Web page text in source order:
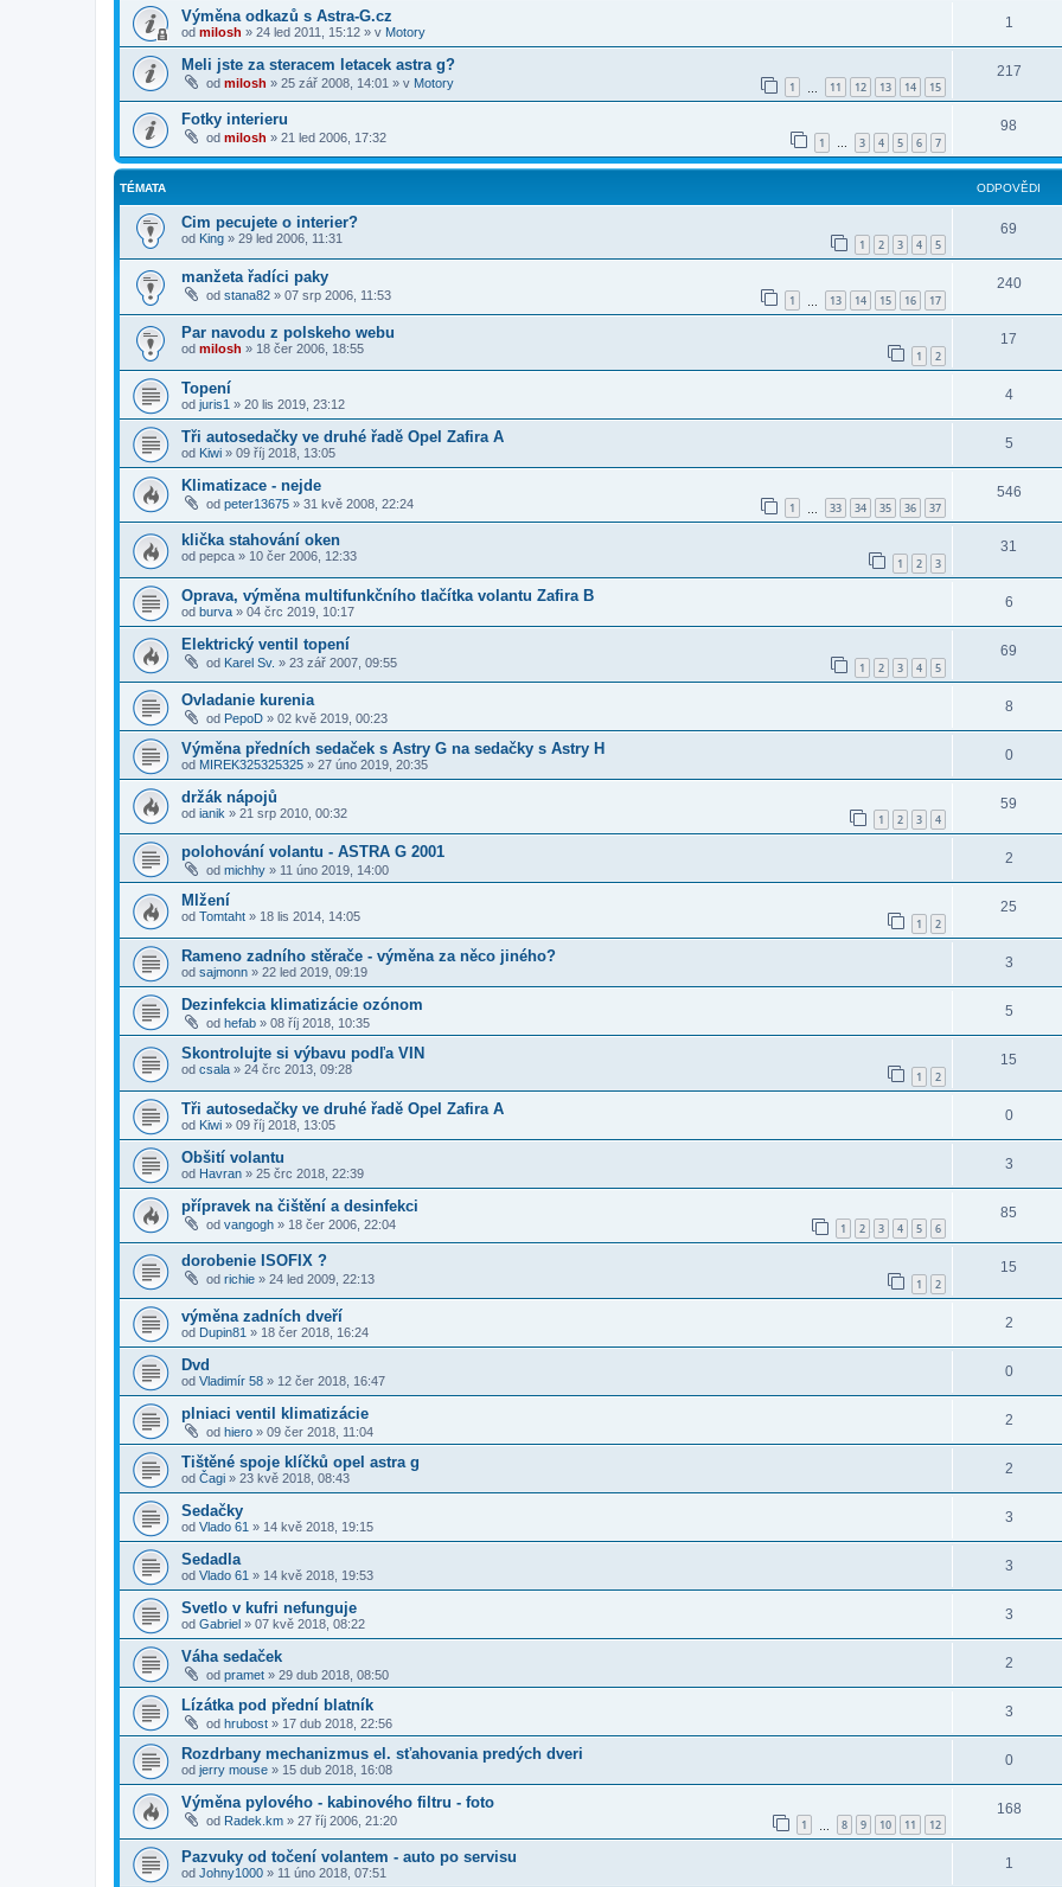
Výměna odkazů s Astra-G.cz
od milosh » 24 led 2011, 15:12 » v Motory
1
Meli jste za steracem letacek astra g?
od milosh » 25 zář 2008, 14:01 » v Motory 1 11 12 13 14 15
217
Fotky interieru
od milosh » 21 led 2006, 17:32 1 … 3 4 5 6 7
98
TÉMATA ODPOVĚDI
Cim pecujete o interier?
od King » 29 led 2006, 11:31 1 2 3 4 5
69
manžeta řadíci paky
od stana82 » 07 srp 2006, 11:53 1 13 14 15 16 17
240
Par navodu z polskeho webu
od milosh » 18 čer 2006, 18:55 1 2
17
Topení
od juris1 » 20 lis 2019, 23:12
4
Tři autosedačky ve druhé řadě Opel Zafira A
od Kiwi » 09 říj 2018, 13:05
5
Klimatizace - nejde
od peter13675 » 31 kvě 2008, 22:24 1 33 34 35 36 37
546
klička stahování oken
od pepca » 10 čer 2006, 12:33 1 2 3
31
Oprava, výměna multifunkčního tlačítka volantu Zafira B
od burva » 04 črc 2019, 10:17
6
Elektrický ventil topení
od Karel Sv. » 23 zář 2007, 09:55 1 2 3 4 5
69
Ovladanie kurenia
od PepoD » 02 kvě 2019, 00:23
8
Výměna předních sedaček s Astry G na sedačky s Astry H
od MIREK325325325 » 27 úno 2019, 20:35
0
držák nápojů
od ianik » 21 srp 2010, 00:32 1 2 3 4
59
polohování volantu - ASTRA G 2001
od michhy » 11 úno 2019, 14:00
2
Mlžení
od Tomtaht » 18 lis 2014, 14:05 1 2
25
Rameno zadního stěrače - výměna za něco jiného?
od sajmonn » 22 led 2019, 09:19
3
Dezinfekcia klimatizácie ozónom
od hefab » 08 říj 2018, 10:35
5
Skontrolujte si výbavu podľa VIN
od csala » 24 črc 2013, 09:28 1 2
15
Tři autosedačky ve druhé řadě Opel Zafira A
od Kiwi » 09 říj 2018, 13:05
0
Obšití volantu
od Havran » 25 črc 2018, 22:39
3
přípravek na čištění a desinfekci
od vangogh » 18 čer 2006, 22:04 1 2 3 4 5 6
85
dorobenie ISOFIX ?
od richie » 24 led 2009, 22:13 1 2
15
výměna zadních dveří
od Dupin81 » 18 čer 2018, 16:24
2
Dvd
od Vladimír 58 » 12 čer 2018, 16:47
0
plniaci ventil klimatizácie
od hiero » 09 čer 2018, 11:04
2
Tištěné spoje klíčků opel astra g
od Čagi » 23 kvě 2018, 08:43
2
Sedačky
od Vlado 61 » 14 kvě 2018, 19:15
3
Sedadla
od Vlado 61 » 14 kvě 2018, 19:53
3
Svetlo v kufri nefunguje
od Gabriel » 07 kvě 2018, 08:22
3
Váha sedaček
od pramet » 29 dub 2018, 08:50
2
Lízátka pod přední blatník
od hrubost » 17 dub 2018, 22:56
3
Rozdrbany mechanizmus el. sťahovania predých dveri
od jerry mouse » 15 dub 2018, 16:08
0
Výměna pylového - kabinového filtru - foto
od Radek.km » 27 říj 2006, 21:20 1 8 9 10 11 12
168
Pazvuky od točení volantem - auto po servisu
od Johny1000 » 11 úno 2018, 07:51
1